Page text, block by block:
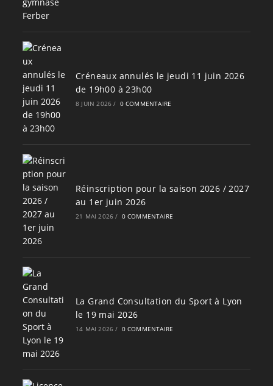
Créneaux annulés le jeudi 11 juin 2026
de 19h00 à 23h00
8 JUIN 2026 / 0 COMMENTAIRE
Réinscription pour la saison 2026 / 2027
au 1er juin 2026
21 MAI 2026 / 0 COMMENTAIRE
La Grand Consultation du Sport à Lyon
le 19 mai 2026
14 MAI 2026 / 0 COMMENTAIRE